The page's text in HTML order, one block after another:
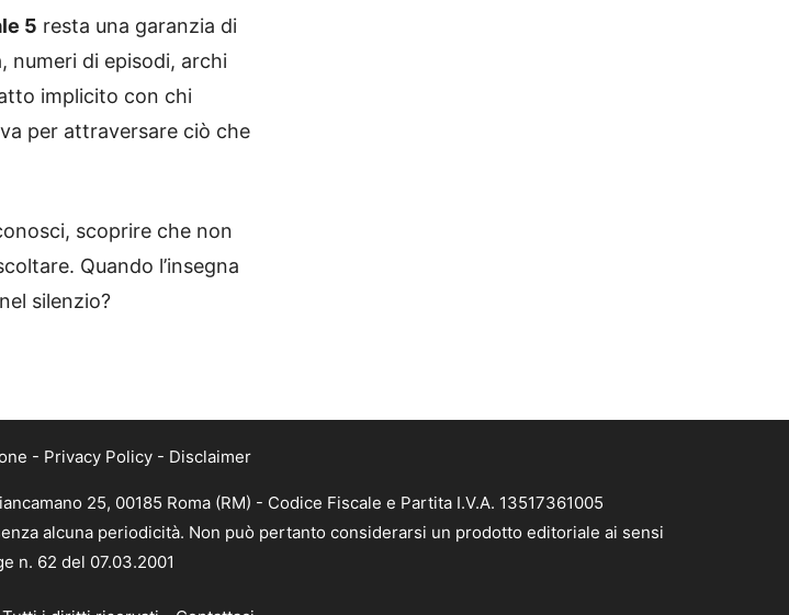
5 resta una garanzia di
numeri di episodi, archi
implicito con chi
per attraversare ciò che
scoprire che non
Quando l’insegna
silenzio?
- Privacy Policy - Disclaimer
25, 00185 Roma (RM) - Codice Fiscale e Partita I.V.A. 13517361005
alcuna periodicità. Non può pertanto considerarsi un prodotto editoriale ai sensi
n. 62 del 07.03.2001